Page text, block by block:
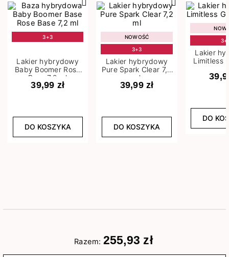
3+3
Lakier hybrydowy
Baby Boomer Rose
Base 7,2 ml
39,99 zł
DO KOSZYKA
NOWOŚĆ
3+3
Lakier hybrydowy
Pure Spark Clear 7,2
ml
39,99 zł
DO KOSZYKA
Lakier
Limitless
DO
Razem: 255,93 zł